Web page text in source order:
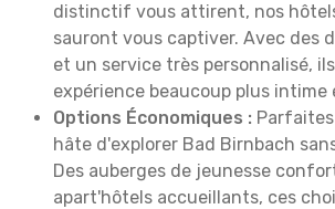
distinctif vous attirent, nos
sauront vous captiver. Avec des
et un service très personnalisé,
expérience beaucoup plus intime
Options Économiques :
hâte d'explorer Bad Birnbach
Des auberges de jeunesse
apart'hôtels accueillants, ces